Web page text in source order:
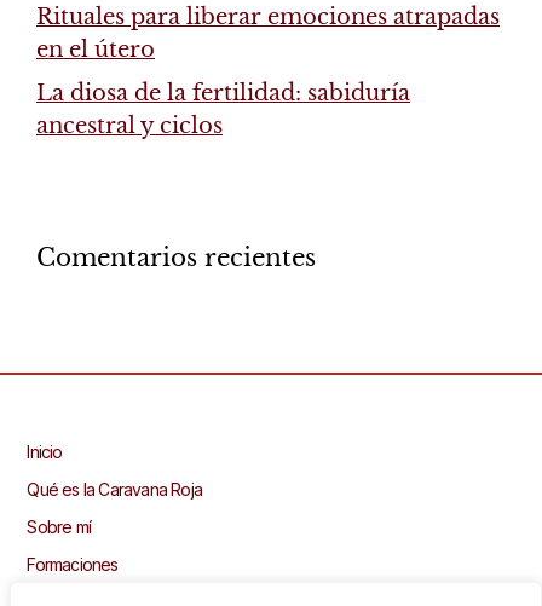
Rituales para liberar emociones atrapadas
en el útero
La diosa de la fertilidad: sabiduría
ancestral y ciclos
Comentarios recientes
Inicio
Qué es la Caravana Roja
Sobre mí
Formaciones